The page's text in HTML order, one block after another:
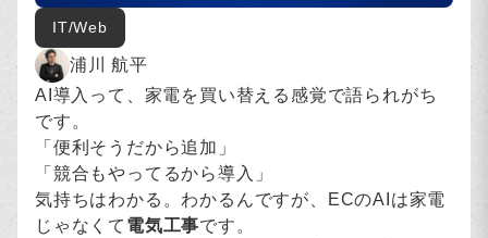
IT/Web
浦川 航平
AI導入って、家電を買い替える感覚で語られがち
です。
「便利そうだから追加」
「競合もやってるから導入」
気持ちはわかる。わかるんですが、ECのAIは家電
じゃなくて 電気工事です。